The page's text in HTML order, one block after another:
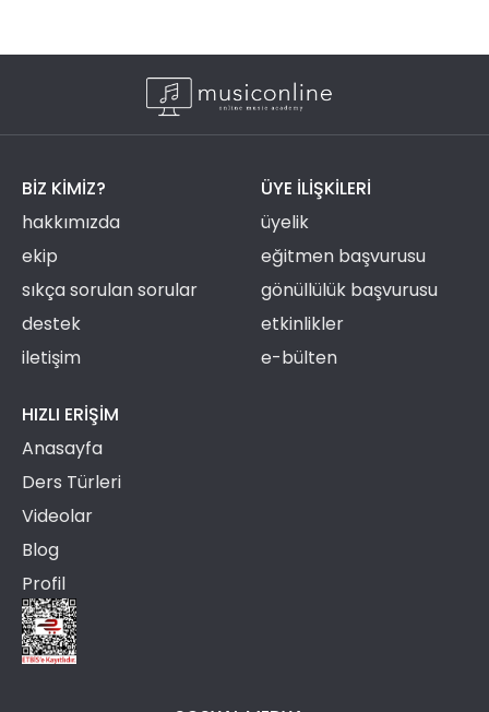
BIZ KIMIZ?
hakkımızda
ekip
sıkça sorulan sorular
destek
iletişim
ÜYE ILIŞKILERI
üyelik
eğitmen başvurusu
gönüllülük başvurusu
etkinlikler
e-bülten
HIZLI ERIŞIM
Anasayfa
Ders Türleri
Videolar
Blog
Profil